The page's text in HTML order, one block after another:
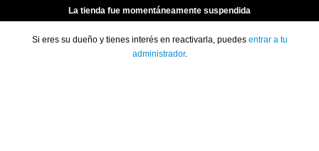
La tienda fue momentáneamente suspendida
Si eres su dueño y tienes interés en reactivarla, puedes entrar a tu
administrador.